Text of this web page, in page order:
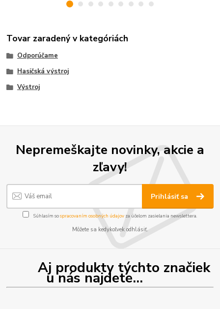
Tovar zaradený v kategóriách
Odporúčame
Hasičská výstroj
Výstroj
Nepremeškajte novinky, akcie a
zľavy!
Prihlásiť sa
Súhlasím sospracovaním osobných údajov za účelom zasielania newslettera.
Môžete sa kedykoľvek odhlásiť.
Aj produkty týchto značiek
u nás najdete...